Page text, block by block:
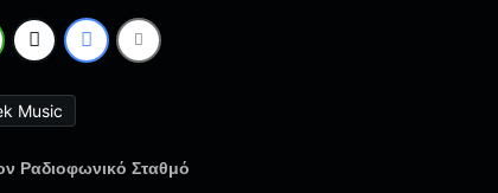
Music
Ραδιοφωνικό Σταθμό